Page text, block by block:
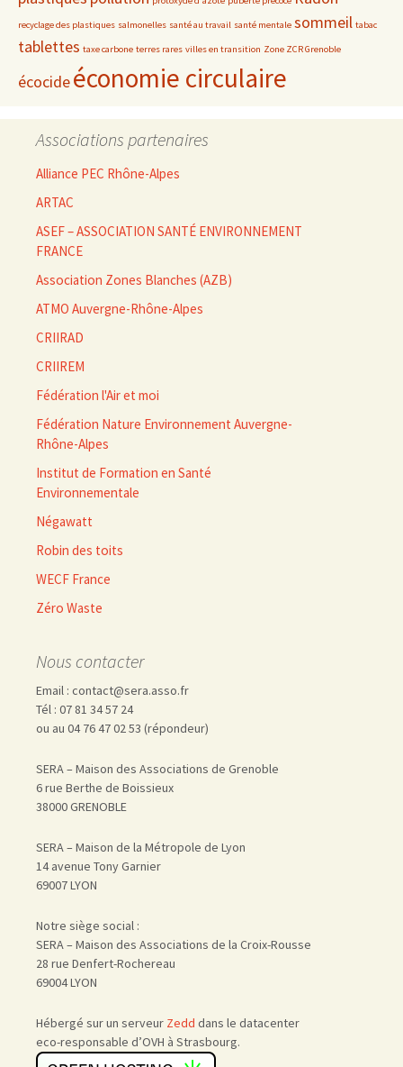
recyclage des plastiques salmonelles santé au travail santé mentale sommeil tabac
tablettes taxe carbone terres rares villes en transition Zone ZCR Grenoble
écocideéconomie circulaire
Associations partenaires
Alliance PEC Rhône-Alpes
ARTAC
ASEF – ASSOCIATION SANTÉ ENVIRONNEMENT
FRANCE
Association Zones Blanches (AZB)
ATMO Auvergne-Rhône-Alpes
CRIIRAD
CRIIREM
Fédération l'Air et moi
Fédération Nature Environnement Auvergne-
Rhône-Alpes
Institut de Formation en Santé
Environnementale
Négawatt
Robin des toits
WECF France
Zéro Waste
Nous contacter
Email : contact@sera.asso.fr
Tél : 07 81 34 57 24
ou au 04 76 47 02 53 (répondeur)
SERA – Maison des Associations de Grenoble
6 rue Berthe de Boissieux
38000 GRENOBLE
SERA – Maison de la Métropole de Lyon
14 avenue Tony Garnier
69007 LYON
Notre siège social :
SERA – Maison des Associations de la Croix-Rousse
28 rue Denfert-Rochereau
69004 LYON
Hébergé sur un serveur Zedd dans le datacenter
eco-responsable d’OVH à Strasbourg.